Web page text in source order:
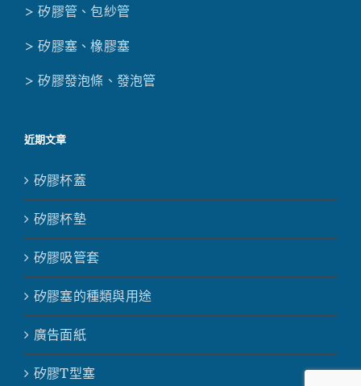
> 矽膠管、包紗管
> 矽膠塞、橡膠塞
> 矽膠發泡條、發泡管
近期文章
矽膠杯蓋
矽膠杯墊
矽膠吸管套
矽膠塞的種類與用途
廣告面紙
矽膠T型塞